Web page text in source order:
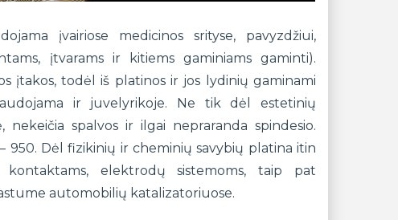
įvairiose medicinos srityse, pavyzdžiui,
įtvarams ir kitiems gaminiams gaminti).
įtakos, todėl iš platinos ir jos lydinių gaminami
ir juvelyrikoje. Ne tik dėl estetinių
spalvos ir ilgai nepraranda spindesio.
950. Dėl fizikinių ir cheminių savybių platina itin
elektrodų sistemoms, taip pat
automobilių katalizatoriuose.